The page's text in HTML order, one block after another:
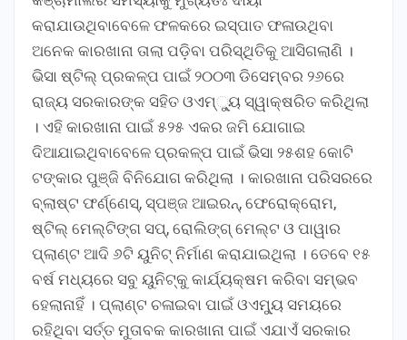
କରାଯାଉଥିବାବେଳେ ଫଳକରେ ଇସ୍ପାତ ଫଳାଉଥିବା
ଅନେକ କାରଖାନା ତାଲା ପଡ଼ିବା ପରିସ୍ଥିତିକୁ ଆସିଗଲାଣି ।
ଭିସା ଷ୍ଟିଲ୍ ପ୍ରକଳ୍ପ ପାଇଁ ୨୦୦୩ ଡିସେମ୍ବର ୨୬ରେ
ରାଜ୍ୟ ସରକାରଙ୍କ ସହିତ ଓଏମ୍୍ୟୁ ସ୍ୱାକ୍ଷରିତ କରିଥିଲା
। ଏହି କାରଖାନା ପାଇଁ ୫୨୫ ଏକର ଜମି ଯୋଗାଇ
ଦିଆଯାଇଥିବାବେଳେ ପ୍ରକଳ୍ପ ପାଇଁ ଭିସା ୨୫ଶହ କୋଟି
ଟଙ୍କାର ପୁଞ୍ଜି ବିନିଯୋଗ କରିଥିଲା । କାରଖାନା ପରିସରରେ
ବ୍ଲାଷ୍ଟ ଫର୍ଣ୍ଣେସ୍, ସ୍ପଞ୍ଜ ଆଇରନ୍, ଫେରୋକ୍ରୋମ,
ଷ୍ଟିଲ୍ ମେଲ୍ଟିଙ୍ଗ ସପ୍, ରୋଲିଙ୍ଗ୍ ମେଲ୍ଟ ଓ ପାୱାର
ପ୍ଲାଣ୍ଟ ଆଦି ୬ଟି ୟୁନିଟ୍ ନିର୍ମାଣ କରାଯାଇଥିଲା । ତେବେ ୧୫
ବର୍ଷ ମଧ୍ୟରେ ସବୁ ୟୁନିଟ୍କୁ କାର୍ଯ୍ୟକ୍ଷମ କରିବା ସମ୍ଭବ
ହେଲାନାହିଁ । ପ୍ଲାଣ୍ଟ ଚଳାଇବା ପାଇଁ ଓଏମ୍ୟୁ ସମୟରେ
ରହିଥିବା ସର୍ତ୍ତ ମୁତାବକ କାରଖାନା ପାଇଁ ଏଯାଏଁ ସରକାର